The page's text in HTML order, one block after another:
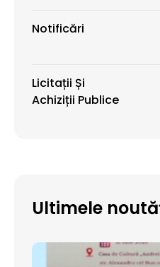
Notificări
Licitații Și
Achiziții Publice
Ultimele